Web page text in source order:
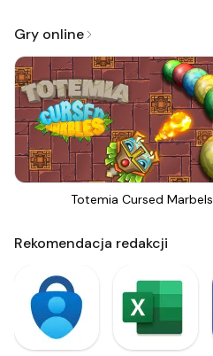
Gry online
Totemia Cursed Marbels
Rekomendacja redakcji